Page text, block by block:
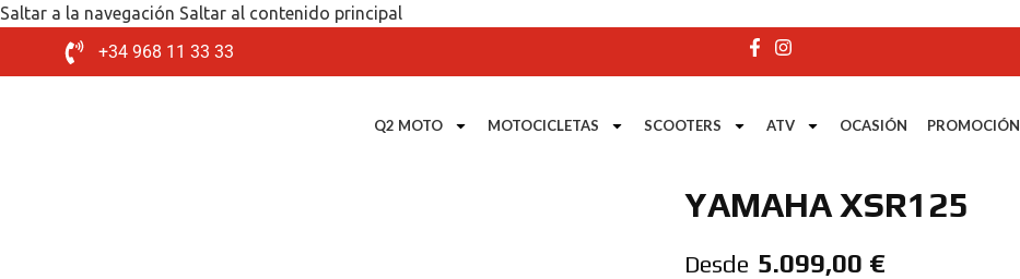
Saltar a la navegación Saltar al contenido principal
+34 968 11 33 33
Q2 MOTO MOTOCICLETAS SCOOTERS ATV OCASIÓN PROMOCIÓN
YAMAHA XSR125
Desde 5.099,00 €